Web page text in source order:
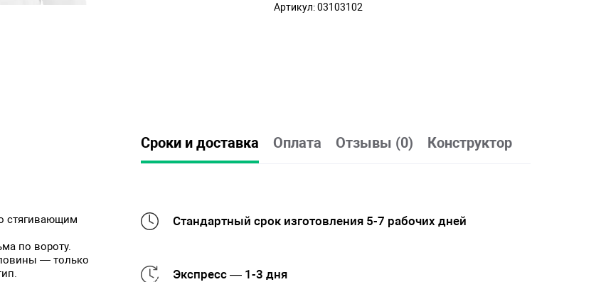
Артикул:03103102
стягивающим
по вороту.
— только
Сроки и доставка Оплата Отзывы (0) Конструктор
Стандартный срок изготовления 5-7 рабочих дней
Экспресс — 1-3 дня